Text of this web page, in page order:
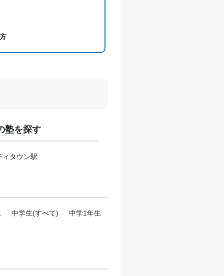
ください。
塾を探す
ィタウン駅
中学生(すべて)
中学1年生